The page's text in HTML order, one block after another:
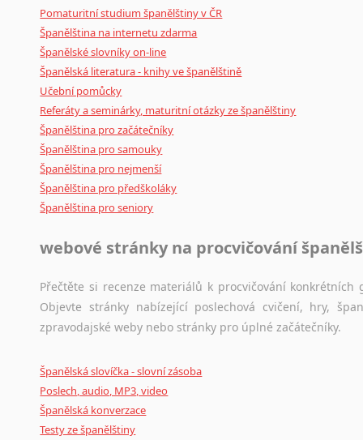
Pomaturitní studium španělštiny v ČR
Španělština na internetu zdarma
Španělské slovníky on-line
Španělská literatura - knihy ve španělštině
Učební pomůcky
Referáty a seminárky, maturitní otázky ze španělštiny
Španělština pro začátečníky
Španělština pro samouky
Španělština pro nejmenší
Španělština pro předškoláky
Španělština pro seniory
webové stránky na procvičování
Přečtěte si recenze materiálů k procvičování
Objevte stránky nabízející poslechová cvičení, hry,
zpravodajské weby nebo stránky pro úplné začátečníky.
Španělská slovíčka - slovní zásoba
Poslech, audio, MP3, video
Španělská konverzace
Testy ze španělštiny